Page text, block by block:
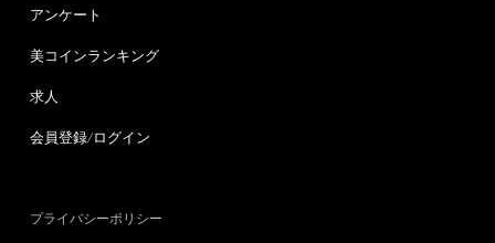
アンケート
美コインランキング
求人
会員登録/ログイン
プライバシーポリシー